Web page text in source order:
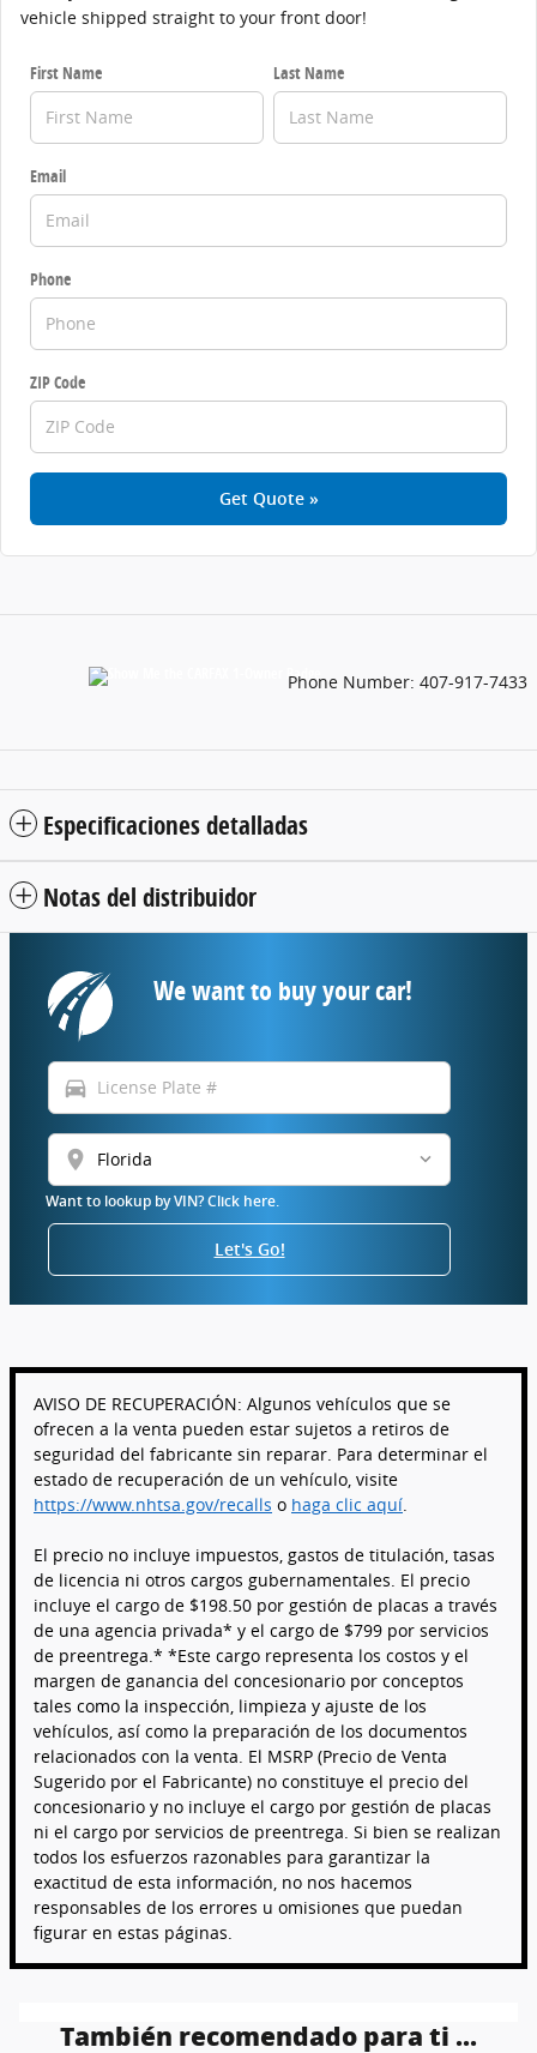
vehicle shipped straight to your front door!
First Name Last Name
Email
Phone
ZIP Code
Get Quote »
Phone Number: 407-917-7433
Especificaciones detalladas
Notas del distribuidor
We want to buy your car!
directions_car
location_on
Want to lookup by VIN? Click here.
Let's Go!
AVISO DE RECUPERACIÓN: Algunos vehículos que se
ofrecen a la venta pueden estar sujetos a retiros de
seguridad del fabricante sin reparar. Para determinar el
estado de recuperación de un vehículo, visite
https://www.nhtsa.gov/recalls o haga clic aquí.
El precio no incluye impuestos, gastos de titulación, tasas
de licencia ni otros cargos gubernamentales. El precio
incluye el cargo de $198.50 por gestión de placas a través
de una agencia privada* y el cargo de $799 por servicios
de preentrega.* *Este cargo representa los costos y el
margen de ganancia del concesionario por conceptos
tales como la inspección, limpieza y ajuste de los
vehículos, así como la preparación de los documentos
relacionados con la venta. El MSRP (Precio de Venta
Sugerido por el Fabricante) no constituye el precio del
concesionario y no incluye el cargo por gestión de placas
ni el cargo por servicios de preentrega. Si bien se realizan
todos los esfuerzos razonables para garantizar la
exactitud de esta información, no nos hacemos
responsables de los errores u omisiones que puedan
figurar en estas páginas.
También recomendado para ti ...